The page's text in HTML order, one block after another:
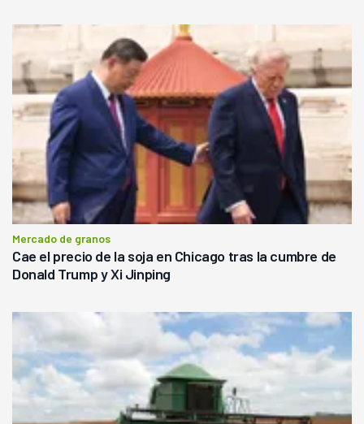
Mercado de granos
Cae el precio de la soja en Chicago tras la cumbre de
Donald Trump y Xi Jinping